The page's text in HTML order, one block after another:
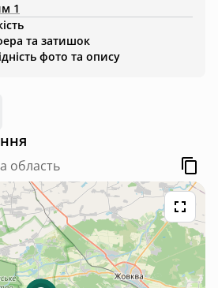
1
та затишок
фото та опису
область